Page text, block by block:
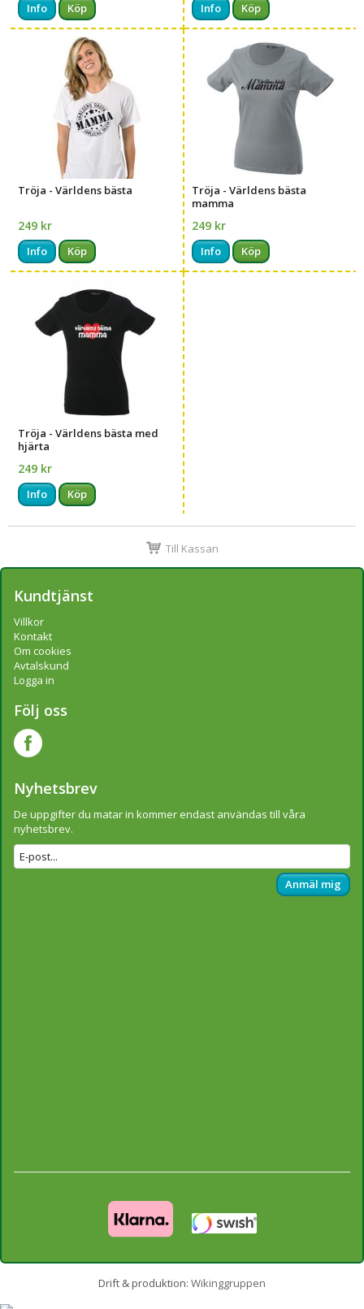
Info Köp Info Köp
Tröja - Världens bästa
249 kr
Info Köp
Tröja - Världens bästa
mamma
249 kr
Info Köp
Tröja - Världens bästa med
hjärta
249 kr
Info Köp
Till Kassan
Kundtjänst
Villkor
Kontakt
Om cookies
Avtalskund
Logga in
Följ oss
Nyhetsbrev
De uppgifter du matar in kommer endast användas till våra
nyhetsbrev.
Anmäl mig
Drift & produktion: Wikinggruppen